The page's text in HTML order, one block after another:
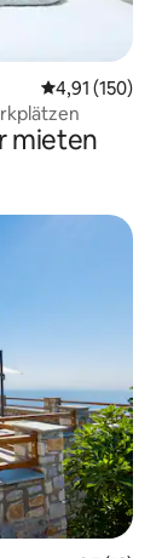
4,91 (150)
mieten